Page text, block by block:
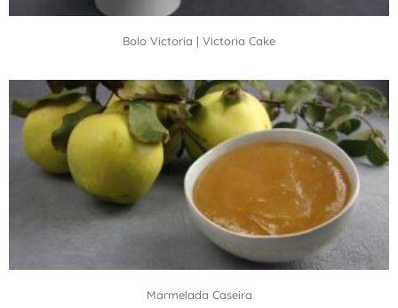
Bolo Victoria | Victoria Cake
Marmelada Caseira